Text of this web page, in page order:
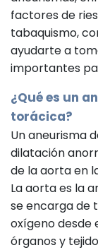
factores de
tabaquismo,
ayudarte a
importantes
¿Qué es un
torácica?
Un aneurisma
dilatación
de la aorta en
La aorta es la
se encarga de
oxígeno desde
órganos y